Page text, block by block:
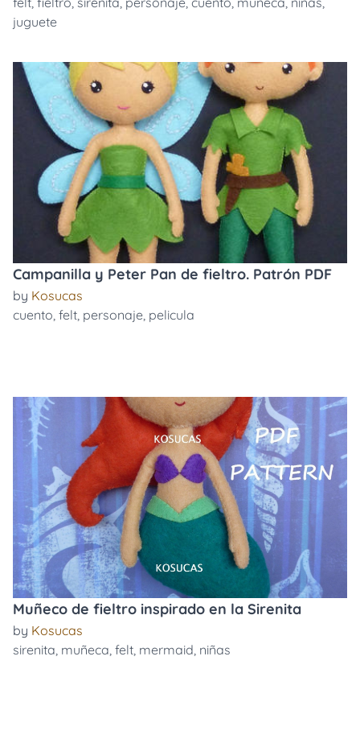
juguete
Campanilla y Peter Pan de fieltro. Patrón PDF
by Kosucas
cuento, felt, personaje, pelicula
Muñeco de fieltro inspirado en la Sirenita
by Kosucas
sirenita, muñeca, felt, mermaid, niñas